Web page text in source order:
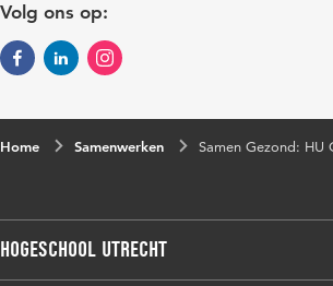
Volg ons op:
Home Samenwerken Samen Gezond: HU
Hogeschool Utrecht